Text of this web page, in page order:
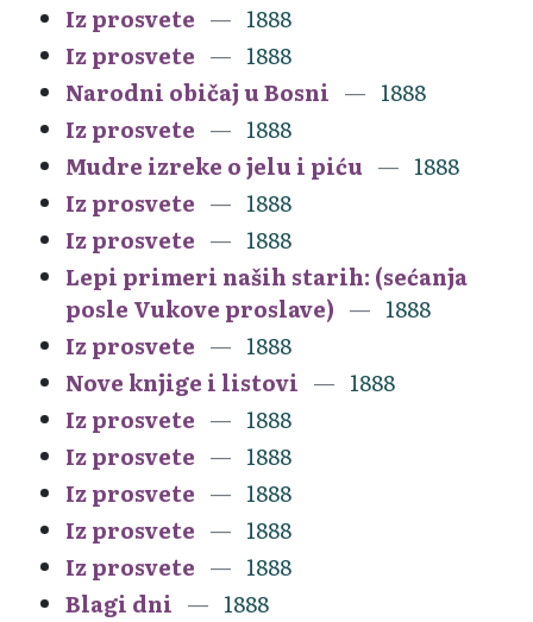
Iz prosvete
1888
Iz prosvete
1888
Narodni običaj u Bosni
1888
Iz prosvete
1888
Mudre izreke o jelu i piću
1888
Iz prosvete
1888
Iz prosvete
1888
Lepi primeri naših starih: (sećanja
posle Vukove proslave)
1888
Iz prosvete
1888
Nove knjige i listovi
1888
Iz prosvete
1888
Iz prosvete
1888
Iz prosvete
1888
Iz prosvete
1888
Iz prosvete
1888
Blagi dni
1888